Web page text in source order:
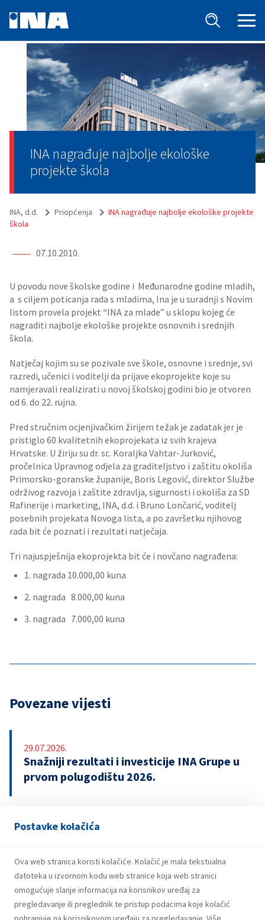
Postavke kolačića
Ova web stranica koristi kolačiće. Kolačić je mala tekstualna
datoteka u izvornom kodu web stranice koja web stranici
omogućuje slanje informacija na korisnikov uređaj za
pregledavanje ili preglednik te pristup podacima koje kolačić
INA nagrađuje najbolje ekološke
projekte škola
INA, d.d. Priopćenja
INA nagrađuje najbolje ekološke projekte
škola
07.10.2010.
U povodu nove školske godine i Međunarodne godine mladih,
a s ciljem poticanja rada s mladima, Ina je u suradnji s Novim
listom provela projekt “INA za mlade” u sklopu kojeg će
nagraditi najbolje ekološke projekte osnovnih i srednjih
škola.
Natječaj kojim su se pozivale sve škole, osnovne i srednje, svi
razredi, učenici i voditelji da prijave ekoprojekte koje su
namjeravali realizirati u novoj školskoj godini bio je otvoren
od 6. do 22. rujna.
Pred stručnim ocjenjivačkim žirijem težak je zadatak jer je
pristiglo 60 kvalitetnih ekoprojekata iz svih krajeva
Hrvatske. U žiriju su dr. sc. Koraljka Vahtar-Jurković,
pročelnica Upravnog odjela za graditeljstvo i zaštitu okoliša
Primorsko-goranske županije, Boris Legović, direktor Službe
održivog razvoja i zaštite zdravlja, sigurnosti i okoliša za SD
Rafinerije i marketing, INA, d.d. i Bruno Lončarić, voditelj
posebnih projekata Novoga lista, a po završetku njihovog
rada bit će poznati i rezultati natječaja.
Tri najuspješnija ekoprojekta bit će i novčano nagrađena:
1. nagrada 10.000,00 kuna
2. nagrada 8.000,00 kuna
3. nagrada 7.000,00 kuna
Povezane vijesti
29.07.2026.
Snažniji rezultati i investicije INA Grupe u
prvom polugodištu 2026.
21.07.2026.
u iznosu od 500 milijuna eura